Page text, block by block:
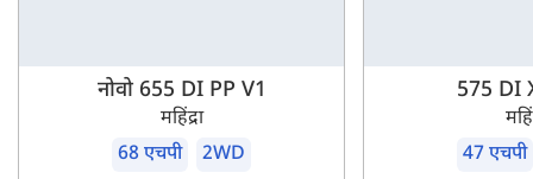
नोवो 655 DI PP V1
महिंद्रा
68 एचपी
2WD
575 DI
47 एचपी